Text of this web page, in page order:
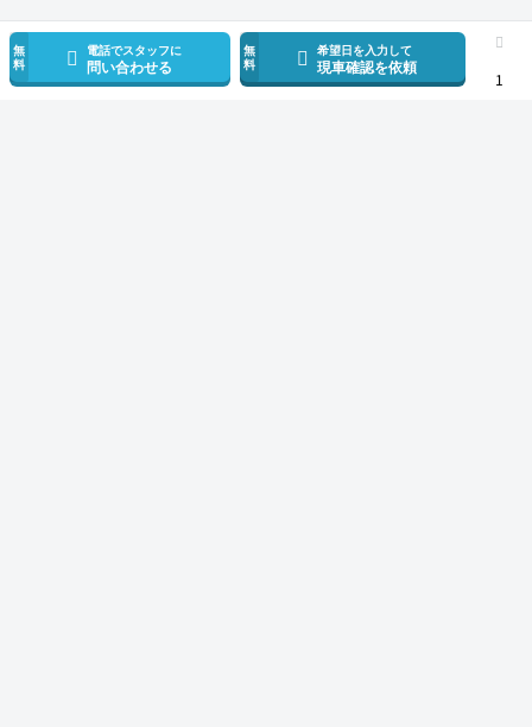
無
料
電話でスタッフに
問い合わせる
無
料
希望日を入力して
現車確認を依頼
1